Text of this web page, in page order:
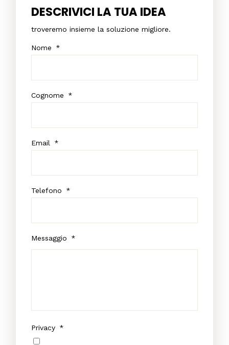
DESCRIVICI LA TUA IDEA
troveremo insieme la soluzione migliore.
Nome *
Cognome *
Email *
Telefono *
Messaggio *
Privacy *